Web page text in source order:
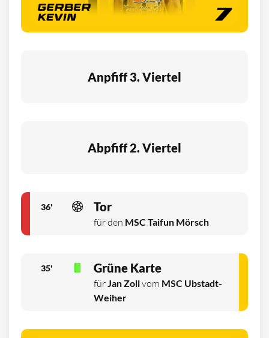
Anpfiff 3. Viertel
Abpfiff 2. Viertel
36' Tor
für den MSC Taifun Mörsch
35' Grüne Karte
fürJan Zollvom MSC Ubstadt-
Weiher